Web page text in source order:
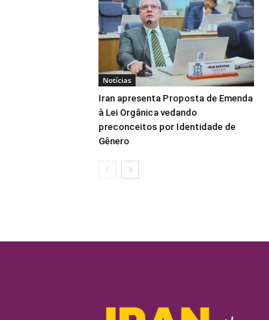
Notícias
Iran apresenta Proposta de Emenda
à Lei Orgânica vedando
preconceitos por Identidade de
Gênero